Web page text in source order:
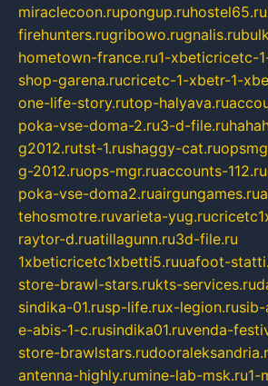
miraclecoon.rupongup.ruhostel65.ru
firehunters.rugribowo.rugnalis.ru
hometown-france.ru1-xbeticricetc-
shop-garena.rucricetc-1-xbetr-1-
one-life-story.rutop-halyava.ru
poka-vse-doma-2.ru3-d-file.ru
g2012.rutst-1.rushaggy-cat.ru
g-2012.ruops-mgr.ruaccounts-112.ru
poka-vse-doma2.ruairgungames.ru
tehosmotre.ruvarieta-yug.ru
raytor-d.ruatillagunn.ru3d-file.ru
1xbeticricetc1xbetti5.ruuafoot-
store-brawl-stars.rukts-services.ru
sindika-01.rusp-life.rux-legion.rusib-
e-abis-1-c.rusindika01.ruvenda-
store-brawlstars.ru
antenna-highly.rumine-lab-msk.ru1-